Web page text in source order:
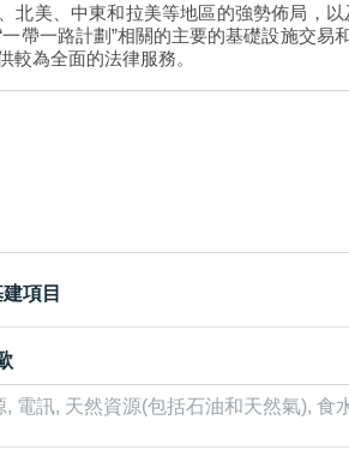
北美、中東和拉美等地區的強勢佈局，
一帶一路計劃”相關的主要的基礎設施交
較為全面的法律服務。
項目
, 電訊, 天然資源(包括石油和天然氣),